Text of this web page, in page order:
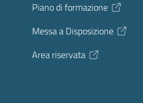
Piano di formazione
Messa a Disposizione
Area riservata